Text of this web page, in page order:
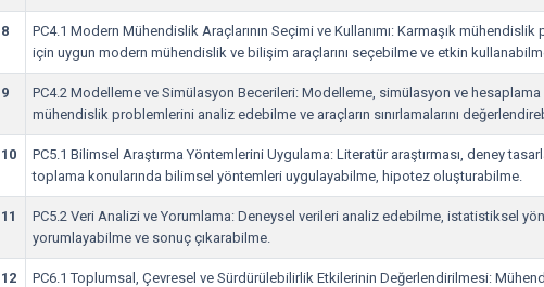
8
PC4.1 Modern Mühendislik Araçlarının Seçimi ve Kullanımı: Karmaşık
için uygun modern mühendislik ve bilişim araçlarını seçebilme ve etkin
9
PC4.2 Modelleme ve Simülasyon Becerileri: Modelleme, simülasyon ve hesaplama
mühendislik problemlerini analiz edebilme ve araçların sınırlamalarını
10
PC5.1 Bilimsel Araştırma Yöntemlerini Uygulama: Literatür araştırması, deney
toplama konularında bilimsel yöntemleri uygulayabilme, hipotez oluşturabilme.
11
PC5.2 Veri Analizi ve Yorumlama: Deneysel verileri analiz edebilme, istatistiksel
yorumlayabilme ve sonuç çıkarabilme.
12
PC6.1 Toplumsal, Çevresel ve Sürdürülebilirlik Etkilerinin Değerlendirilmesi: